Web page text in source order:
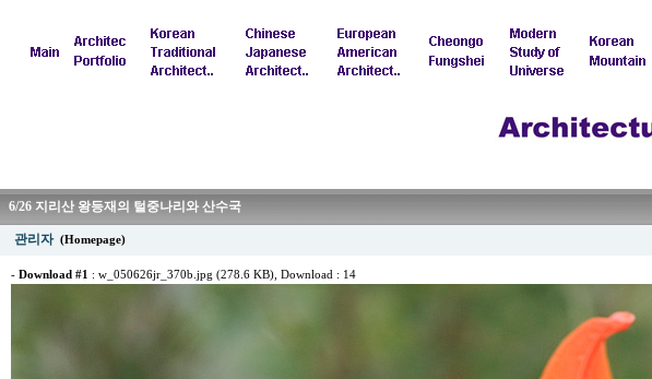
6/26 지리산 왕등재의 털중나리와 산수국
관리자 (Homepage)
- Download #1 : w_050626jr_370b.jpg (278.6 KB) , Download : 14